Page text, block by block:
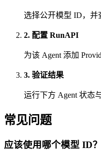
选择公开模型 ID，并
2. 配置 RunAPI
为该 Agent 添加
3. 验证结果
运行下方 Agent 状态
常见问题
应该使用哪个模型 ID？